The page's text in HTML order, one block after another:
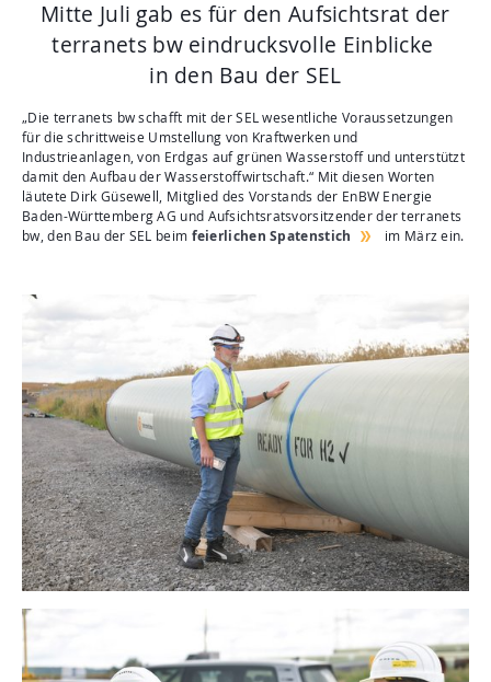
Kontakt
Suche
Mitte Juli gab es für den Aufsichtsrat der
terranets bw eindrucksvolle Einblicke
in den Bau der SEL
„Die terranets bw schafft mit der SEL wesentliche Voraussetzungen
für die schrittweise Umstellung von Kraftwerken und
Industrieanlagen, von Erdgas auf grünen Wasserstoff und unterstützt
damit den Aufbau der Wasserstoffwirtschaft.“ Mit diesen Worten
läutete Dirk Güsewell, Mitglied des Vorstands der EnBW Energie
Baden-Württemberg AG und Aufsichtsratsvorsitzender der terranets
bw, den Bau der SEL beim feierlichen Spatenstich im März ein.